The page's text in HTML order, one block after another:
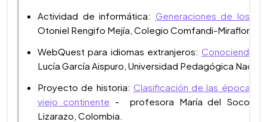
Actividad de informática: Generaciones de los
Otoniel Rengifo Mejía, Colegio Comfandi-Miraflores,
WebQuest para idiomas extranjeros: Conociendo a
Lucía García Aispuro, Universidad Pedagógica
Proyecto de historia: Clasificación de las épocas
viejo continente - profesora María del Socorro
Lizarazo, Colombia.